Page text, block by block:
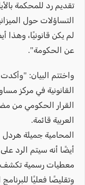
تقديم رد للمحكمة
التساؤلات حول
لم يكن قانونيًا، وهذا
عن الحكومة".
واختتم البيان:
القانونية في مركز
القرار الحكومي من
العربية قائمة.
المحامية جميلة
أيضًا أنه سيتم الرد
معطيات رسمية تكشف
وتقليصًا فعليًا